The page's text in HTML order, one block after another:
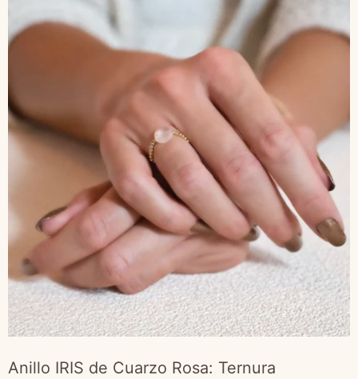
Anillo IRIS de Cuarzo Rosa: Ternura